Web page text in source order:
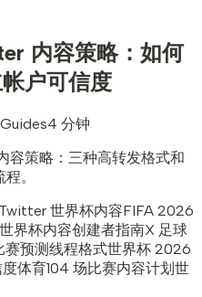
内容策略：如何
户可信度
Guides4 分钟
策略：三种高转发格式和
。
世界杯内容FIFA 2026
世界杯内容创建者指南X 足球
赛预测线程格式世界杯 2026
体育104 场比赛内容计划世